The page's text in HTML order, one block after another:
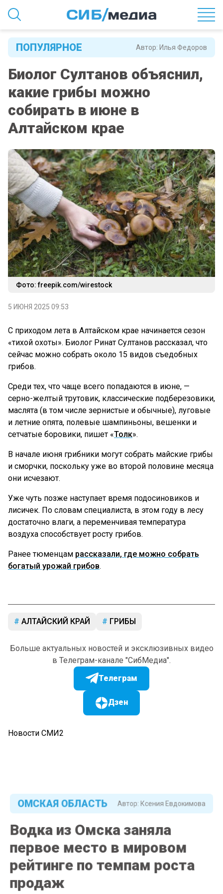
Автор: Илья Федоров
ПОПУЛЯРНОЕ
Биолог Султанов объяснил,
какие грибы можно
собирать в июне в
Алтайском крае
Фото: freepik.com/wirestock
5 ИЮНЯ 2025 09:53
С приходом лета в Алтайском крае начинается сезон
«тихой охоты». Биолог Ринат Султанов рассказал, что
сейчас можно собрать около 15 видов съедобных
грибов.
Среди тех, что чаще всего попадаются в июне, —
серно-желтый трутовик, классические подберезовики,
маслята (в том числе зернистые и обычные), луговые
и летние опята, полевые шампиньоны, вешенки и
сетчатые боровики, пишет «Толк».
В начале июня грибники могут собрать майские грибы
и сморчки, поскольку уже во второй половине месяца
они исчезают.
Уже чуть позже наступает время подосиновиков и
лисичек. По словам специалиста, в этом году в лесу
достаточно влаги, а переменчивая температура
воздуха способствует росту грибов.
Ранее тюменцам рассказали, где можно собрать
богатый урожай грибов.
АЛТАЙСКИЙ КРАЙ ГРИБЫ
Больше актуальных новостей и эксклюзивных видео
в Телеграм-канале "СибМедиа".
Телеграм
Дзен
Новости СМИ2
ОМСКАЯ ОБЛАСТЬ
Водка из Омска заняла
первое место в мировом
рейтинге по темпам роста
продаж